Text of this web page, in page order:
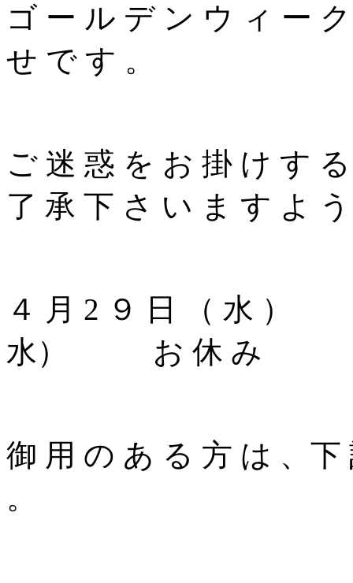
ゴ ー ル デ ン ウ ィ ー
せ で す 。
ご 迷 惑 を お 掛 け す
了 承 下 さ い ま す よ
４ 月 2 ９ 日 （
水） お 休 み
御 用 の あ る 方 は 、
。